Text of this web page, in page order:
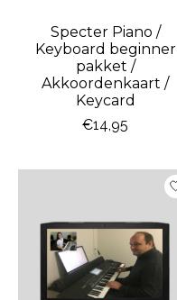
Specter Piano /
Keyboard beginner
pakket /
Akkoordenkaart /
Keycard
€14,95